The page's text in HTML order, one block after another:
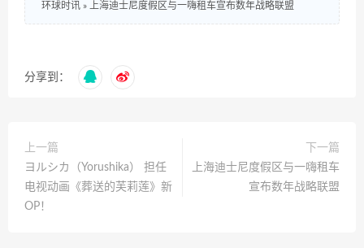
环球时讯 » 上海迪士尼度假区与一嗨租车宣布数年战略联盟
分享到：
上一篇
ヨルシカ（Yorushika） 担任
电视动画《葬送的芙莉莲》新
OP！
下一篇
上海迪士尼度假区与一嗨租车
宣布数年战略联盟